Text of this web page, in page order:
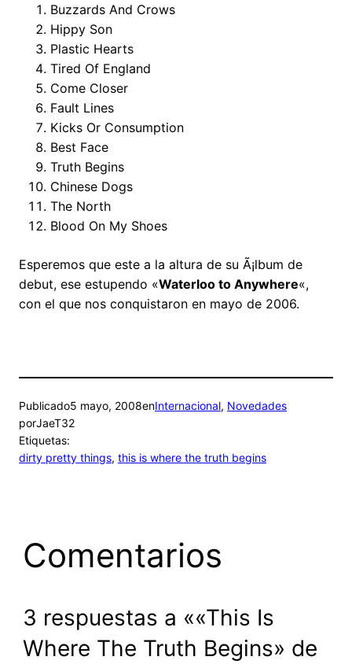
Buzzards And Crows
Hippy Son
Plastic Hearts
Tired Of England
Come Closer
Fault Lines
Kicks Or Consumption
Best Face
Truth Begins
Chinese Dogs
The North
Blood On My Shoes
Esperemos que este a la altura de su Ã¡lbum de
debut, ese estupendo «Waterloo to Anywhere«,
con el que nos conquistaron en mayo de 2006.
Publicado5 mayo, 2008enInternacional, Novedades
porJaeT32
Etiquetas:
dirty pretty things, this is where the truth begins
Comentarios
3 respuestas a ««This Is
Where The Truth Begins» de